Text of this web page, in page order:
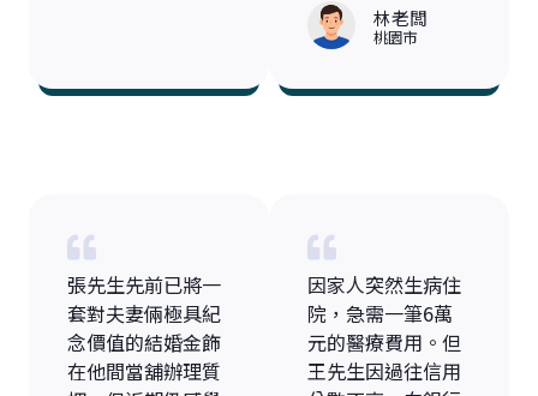
林老闆
桃園市
張先生先前已將一
套對夫妻倆極具紀
念價值的結婚金飾
在他間當舖辦理質
因家人突然生病住
院，急需一筆6萬
元的醫療費用。但
王先生因過往信用